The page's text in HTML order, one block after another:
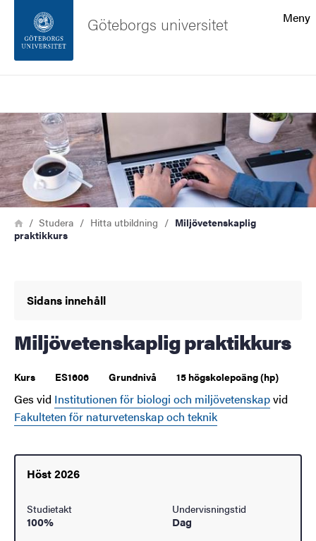
Sidfoten
Om webbplatsen
Meny
Göteborgs universitet
Bild
Länkstig
HemStudera Hitta utbildning
Miljövetenskaplig
praktikkurs
Sidans innehåll
Miljövetenskaplig praktikkurs
Kurs ES1606 Grundnivå 15 högskolepoäng (hp)
Ges vid Institutionen för biologi och miljövetenskapvid
Fakulteten för naturvetenskap och teknik
Höst 2026
Studietakt
100%
Undervisningstid
Dag